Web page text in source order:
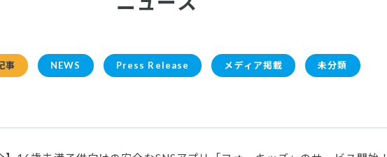
事 NEWS Press Release メディア掲載 未分類